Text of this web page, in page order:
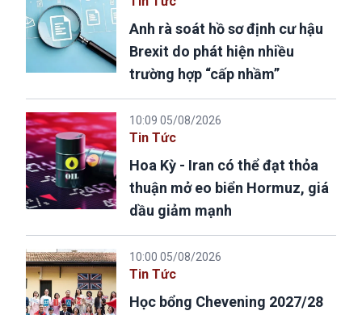
Anh rà soát hồ sơ định cư hậu
Brexit do phát hiện nhiều
trường hợp “cấp nhầm”
10:09 05/08/2026
Tin Tức
Hoa Kỳ - Iran có thể đạt thỏa
thuận mở eo biển Hormuz, giá
dầu giảm mạnh
10:00 05/08/2026
Tin Tức
Học bổng Chevening 2027/28